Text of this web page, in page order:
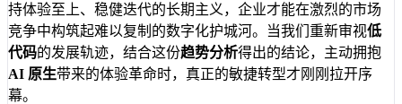
持体验至上、稳健迭代的长期主义，企业才能在激烈的市场
竞争中构筑起难以复制的数字化护城河。当我们重新审视低
代码的发展轨迹，结合这份趋势分析得出的结论，主动拥抱
AI 原生带来的体验革命时，真正的敏捷转型才刚刚拉开序
幕。